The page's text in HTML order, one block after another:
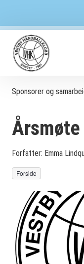
Sponsorer og
Årsmøte
Forfatter: Emma
Forside